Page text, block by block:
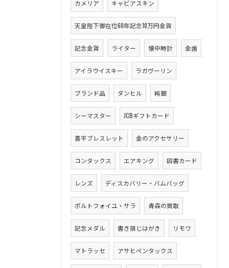
カメリア キャビアスキン
天皇陛下御在位60年記念10万円金貨
記念金貨 ライター 懐中時計 金歯
アイラウイスキー ラガヴーリン
ブランド品 ダンヒル 純銀
シーマスター JCBギフトカード
喜平ブレスレット 金のアクセサリー
コンタックス エアキング 図書カード
レンズ ディスカバリー・バムバッグ
ポルトフォイユ・サラ 青森の買取
記念メダル 書き損じはがき リモワ
マトラッセ アサヒペンタックス